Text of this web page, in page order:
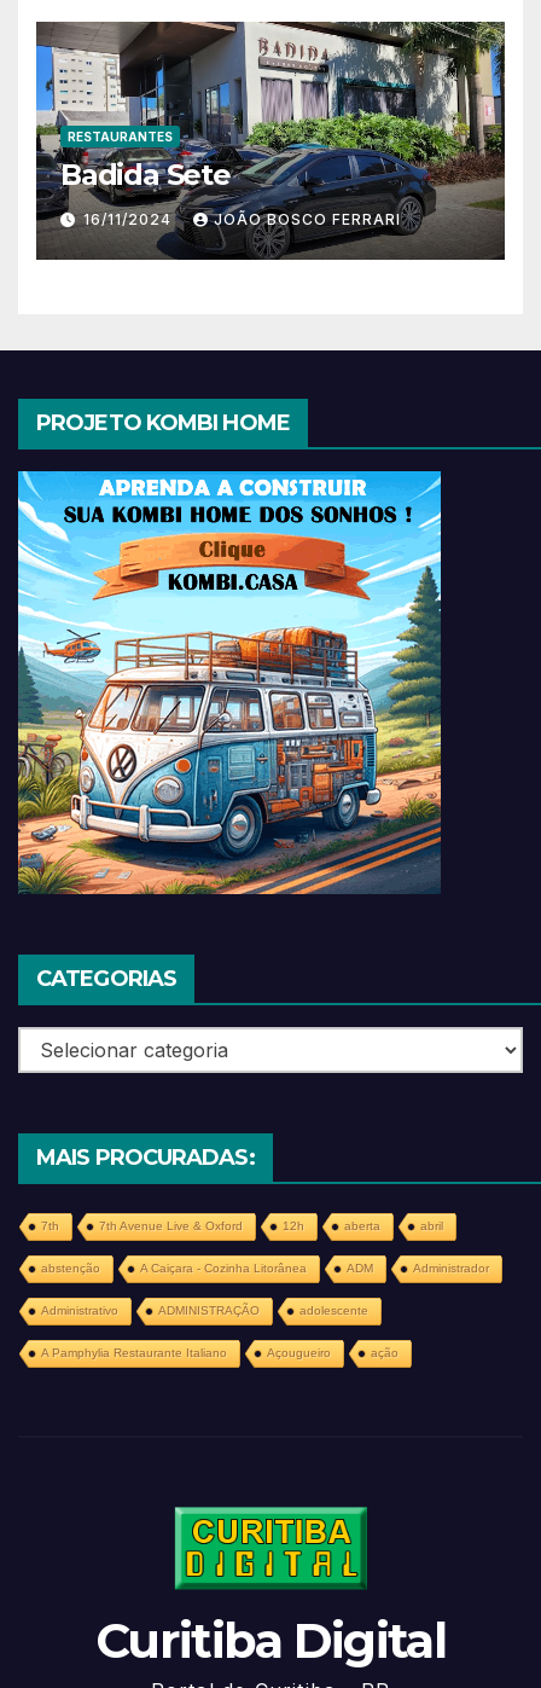
RESTAURANTES
Badida Sete
16/11/2024 JOÃO BOSCO FERRARI
PROJETO KOMBI HOME
CATEGORIAS
Categorias
MAIS PROCURADAS:
7th 7th Avenue Live & Oxford 12h aberta abril
abstenção A Caiçara - Cozinha Litorânea ADM Administrador
Administrativo ADMINISTRAÇÃO adolescente
A Pamphylia Restaurante Italiano Açougueiro ação
Curitiba Digital